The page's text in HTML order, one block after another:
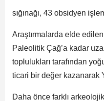
sığınağı, 43 obsidyen
Araştırmalarda elde
Paleolitik Çağ’a kadar
toplulukları tarafından
ticari bir değer kazanarak
Daha önce farklı